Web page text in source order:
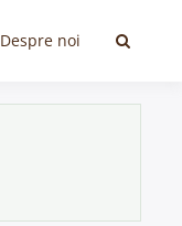
Despre noi